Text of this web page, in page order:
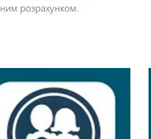
розрахунком.